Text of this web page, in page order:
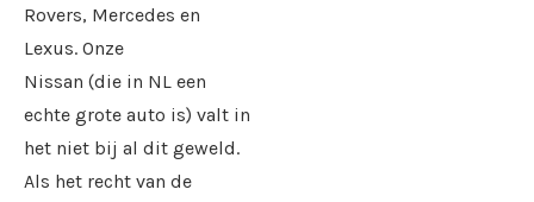
Rovers, Mercedes en
Lexus. Onze
Nissan (die in NL een
echte grote auto is) valt in
het niet bij al dit geweld.
Als het recht van de